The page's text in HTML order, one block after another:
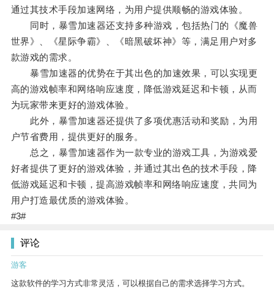
通过其技术手段加速网络，为用户提供顺畅的游戏体验。
同时，暴雪加速器还支持多种游戏，包括热门的《魔兽
世界》、《星际争霸》、《暗黑破坏神》等，满足用户对多
款游戏的需求。
暴雪加速器的优势在于其出色的加速效果，可以实现更
高的游戏帧率和网络响应速度，降低游戏延迟和卡顿，从而
为玩家带来更好的游戏体验。
此外，暴雪加速器还提供了多项优惠活动和奖励，为用
户节省费用，提供更好的服务。
总之，暴雪加速器作为一款专业的游戏工具，为游戏爱
好者提供了更好的游戏体验，并通过其出色的技术手段，降
低游戏延迟和卡顿，提高游戏帧率和网络响应速度，共同为
用户打造最优质的游戏体验。
#3#
评论
游客
这款软件的学习方式非常灵活，可以根据自己的需求选择学习方式。